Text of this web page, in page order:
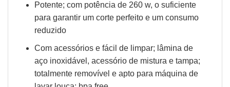
Potente; com potência de 260 w, o suficiente
para garantir um corte perfeito e um consumo
reduzido
Com acessórios e fácil de limpar; lâmina de
aço inoxidável, acessório de mistura e tampa;
totalmente removível e apto para máquina de